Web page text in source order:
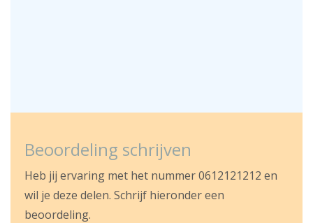
Beoordeling schrijven
Heb jij ervaring met het nummer 0612121212 en
wil je deze delen. Schrijf hieronder een
beoordeling.